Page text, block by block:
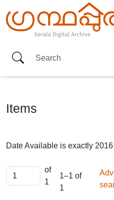
Items
Date Available is exactly
of
1
1–1 of
1